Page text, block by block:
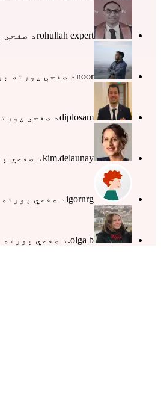
rohullah expertد صفحي
noorد صفحي پورته
diplosamد صفحي
kim.delaunayد صفحي
igornrgد صفحي
olga b. د صفحي پورته